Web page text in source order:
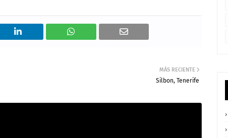
MÁS RECIENTE
Silbon, Tenerife